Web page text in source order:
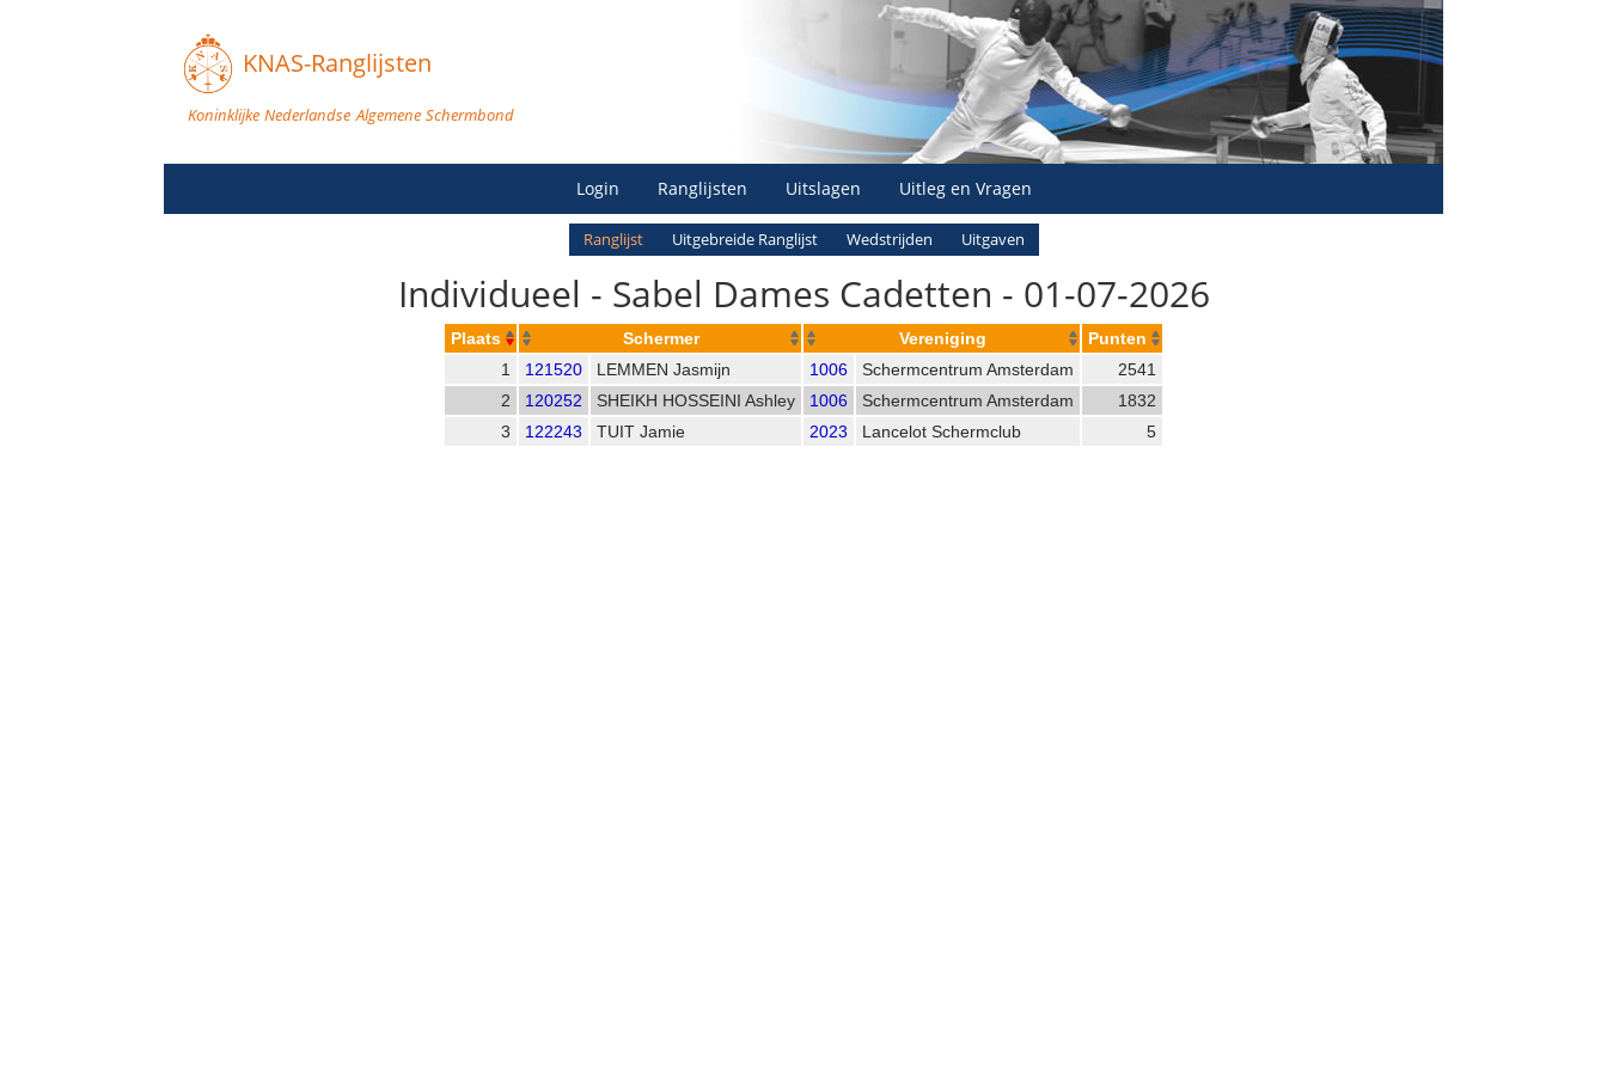
KNAS-Ranglijsten
Koninklijke Nederlandse Algemene Schermbond
Login Ranglijsten Uitslagen Uitleg en Vragen
Ranglijst Uitgebreide Ranglijst Wedstrijden Uitgaven
Individueel - Sabel Dames Cadetten - 01-07-2026
Plaats Schermer Vereniging
Punten
1
121520 LEMMEN Jasmijn 1006 Schermcentrum Amsterdam
2541
2
120252 SHEIKH HOSSEINI Ashley 1006 Schermcentrum Amsterdam
1832
3
122243 TUIT Jamie 2023 Lancelot Schermclub 5